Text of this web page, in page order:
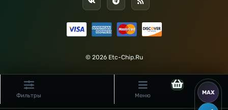
© 2026 Etc-Chip.Ru
Фильтры Меню